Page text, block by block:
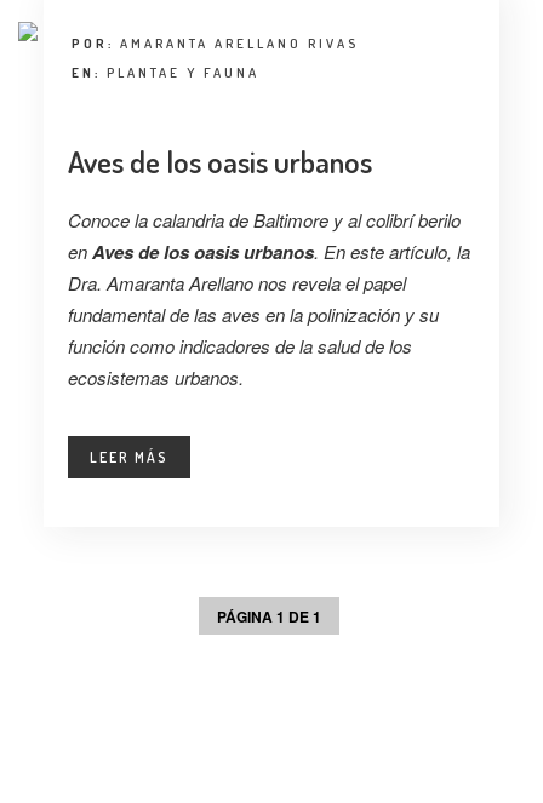
POR: AMARANTA ARELLANO RIVAS
EN: PLANTAE Y FAUNA
Aves de los oasis urbanos
Conoce la calandria de Baltimore y al colibrí berilo
enAves de los oasis urbanos. En este artículo, la
Dra. Amaranta Arellano nos revela el papel
fundamental de las aves en la polinización y su
función como indicadores de la salud de los
ecosistemas urbanos.
LEER MÁS
PÁGINA 1 DE 1